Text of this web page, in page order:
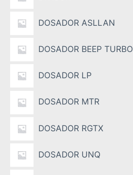
DOSADOR ASLLAN
DOSADOR BEEP TURBO
DOSADOR LP
DOSADOR MTR
DOSADOR RGTX
DOSADOR UNQ